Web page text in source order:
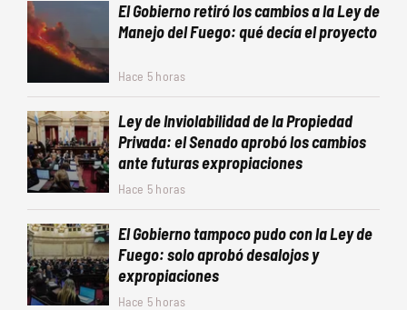
El Gobierno retiró los cambios a la Ley de
Manejo del Fuego: qué decía el proyecto
Hace 5 horas
Ley de Inviolabilidad de la Propiedad
Privada: el Senado aprobó los cambios
ante futuras expropiaciones
Hace 5 horas
El Gobierno tampoco pudo con la Ley de
Fuego: solo aprobó desalojos y
expropiaciones
Hace 5 horas